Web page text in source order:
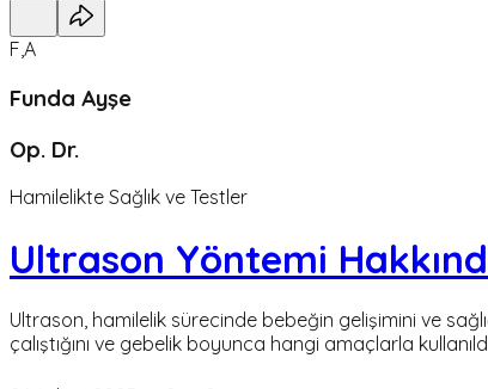
F,A
Funda Ayşe
Op. Dr.
Hamilelikte Sağlık ve Testler
Ultrason Yöntemi
Ultrason, hamilelik sürecinde bebeğin gelişimini ve
çalıştığını ve gebelik boyunca hangi amaçlarla